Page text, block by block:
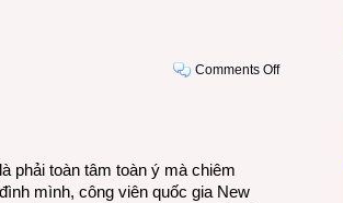
Comments Offon
phải toàn tâm toàn ý mà chiêm
mình, công viên quốc gia New